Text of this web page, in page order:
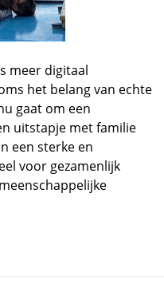
meer digitaal
het belang van echte
gaat om een
uitstapje met familie
een sterke en
voor gezamenlijk